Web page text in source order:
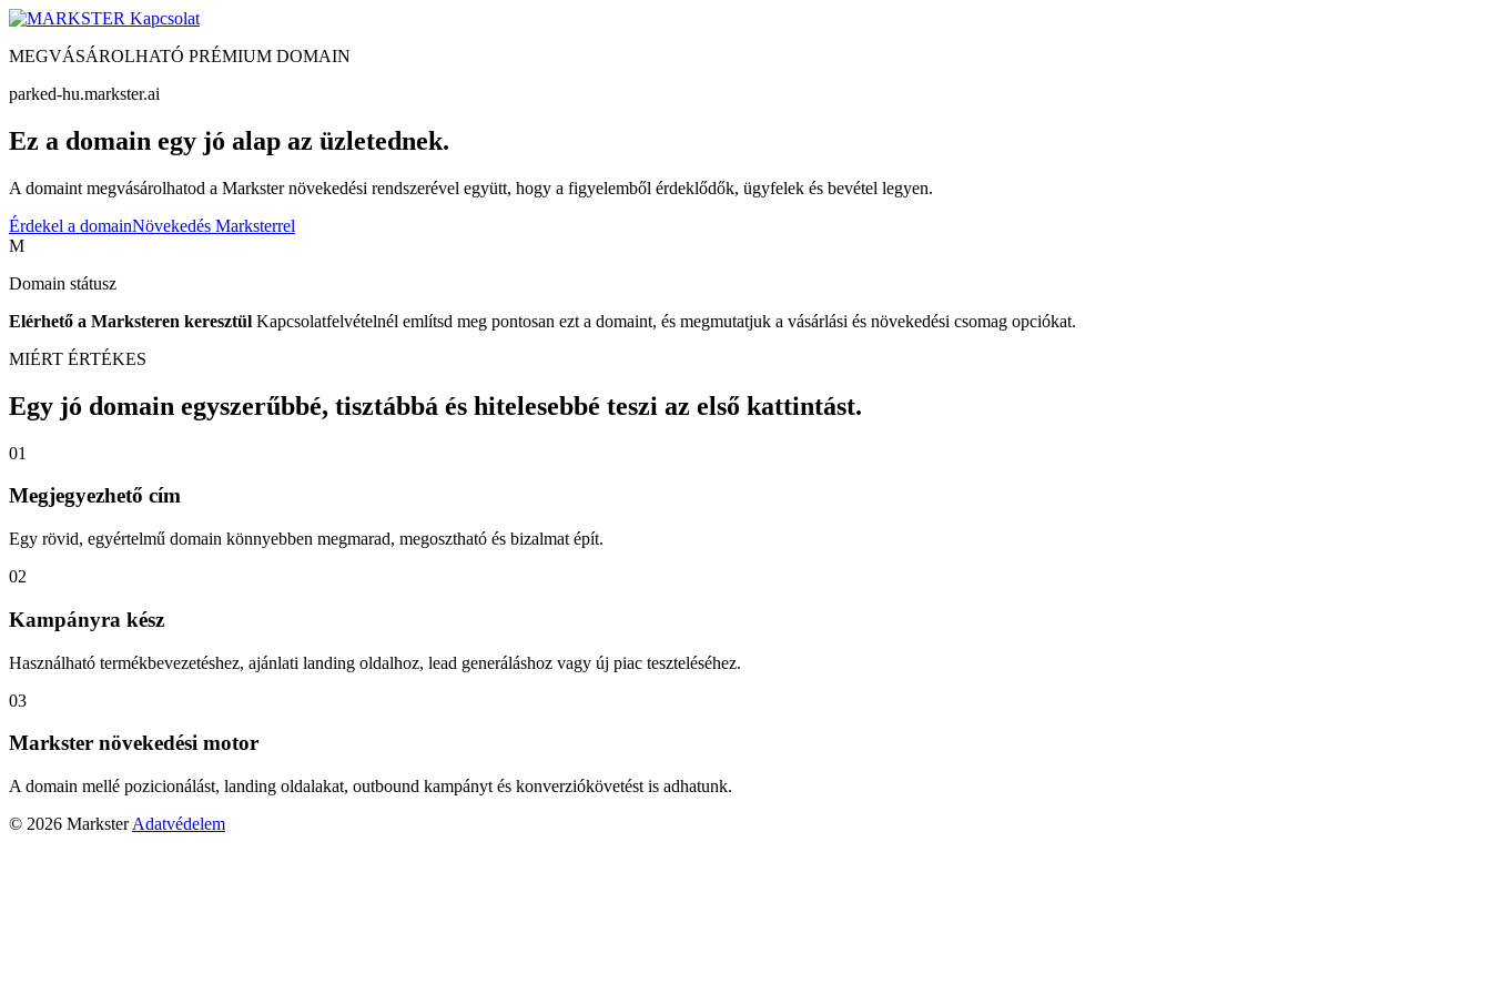
Kapcsolat
MEGVÁSÁROLHATÓ PRÉMIUM DOMAIN
parked-hu.markster.ai
Ez a domain egy jó alap az üzletednek.
A domaint megvásárolhatod a Markster növekedési rendszerével együtt, hogy a figyelemből érdeklődők, ügyfelek és bevétel legyen.
Érdekel a domainNövekedés Marksterrel
M
Domain státusz
Elérhető a Marksteren keresztül Kapcsolatfelvételnél említsd meg pontosan ezt a domaint, és megmutatjuk a vásárlási és növekedési csomag opciókat.
MIÉRT ÉRTÉKES
Egy jó domain egyszerűbbé, tisztábbá és hitelesebbé teszi az első kattintást.
01
Megjegyezhető cím
Egy rövid, egyértelmű domain könnyebben megmarad, megosztható és bizalmat épít.
02
Kampányra kész
Használható termékbevezetéshez, ajánlati landing oldalhoz, lead generáláshoz vagy új piac teszteléséhez.
03
Markster növekedési motor
A domain mellé pozicionálást, landing oldalakat, outbound kampányt és konverziókövetést is adhatunk.
© 2026 Markster Adatvédelem